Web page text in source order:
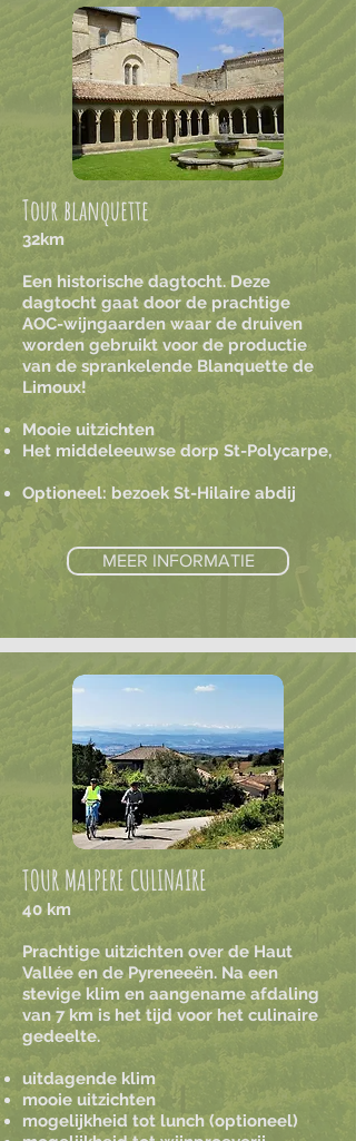
Tour blanquette
32km
Een historische dagtocht. Deze
dagtocht gaat door de prachtige
AOC-wijngaarden waar de druiven
worden gebruikt voor de productie
van de sprankelende Blanquette de
Limoux!
Mooie uitzichten
Het middeleeuwse dorp St-Polycarpe,
Optioneel: bezoek St-Hilaire abdij
MEER INFORMATIE
TOUR MALPERE CULINAIRE
40 km
Prachtige uitzichten over de Haut
Vallée en de Pyreneeën. Na een
stevige klim en aangename afdaling
van 7 km is het tijd voor het culinaire
gedeelte.
uitdagende klim
mooie uitzichten
mogelijkheid tot lunch (optioneel)